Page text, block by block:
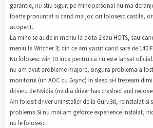
garantie, nu stiu sigur, pe mine personal nu ma
foarte pronuntat si cand ma joc ori folosesc castile,
acoperit.
La mine se aude in meniu la dota 2 sau HOTS, sau
meniu la Witcher 3; din ce am vazut cand sare de 140
Nu folosesc win 10 inca pentru ca nu este lansat
nu am avut probleme majore, singura problema a
monitorul (un AOC cu Gsync) in sleep si-l trezeam
driveru de Nvidia (nvidia driver has crashed and
Am folosit driver uninstaller de la Guru3d, reinstalat si
problema.Si nu mai am geforce experience instalat,
nu le folosesc.